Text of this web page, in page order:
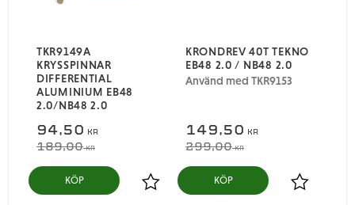
TKR9149A
KRYSSPINNAR
DIFFERENTIAL
ALUMINIUM EB48
2.0/NB48 2.0
94,50 KR
189,00KR
Lägg till i favoriter
KÖP
KRONDREV 40T TEKNO
EB48 2.0 / NB48 2.0
Använd med TKR9153
149,50 KR
299,00KR
Lägg till i
KÖP